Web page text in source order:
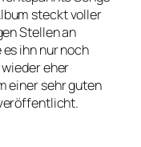
steckt voller
Stellen an
ihn nur noch
eher
einer sehr guten